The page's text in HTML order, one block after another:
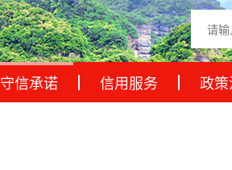
守信承诺 信用服务 政